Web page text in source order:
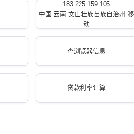
183.225.159.105
中国 云南 文山壮族苗族自治州 移
动
查浏览器信息
贷款利率计算